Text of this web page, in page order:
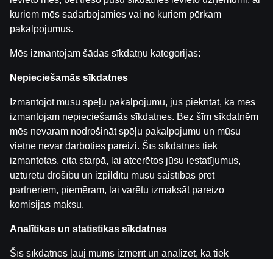
by
byDāvis 2025. g. 31. janv.
Kategorijas
1. RAUNDS
kuriem mēs sadarbojamies vai no kuriem pērkam
pakalpojumus.
Mēs izmantojam šādas sīkdatņu kategorijas:
Nepieciešamās sīkdatnes
Izmantojot mūsu spēļu pakalpojumu, jūs piekrītat, ka mēs
izmantojam nepieciešamās sīkdatnes. Bez šīm sīkdatnēm
mēs nevaram nodrošināt spēļu pakalpojumu un mūsu
vietne nevar darboties pareizi. Šīs sīkdatnes tiek
izmantotas, cita starpā, lai atcerētos jūsu iestatījumus,
uzturētu drošību un izpildītu mūsu saistības pret
partneriem, piemēram, lai varētu izmaksāt pareizo
komisijas maksu.
Analītikas un statistikas sīkdatnes
Šīs sīkdatnes ļauj mums izmērīt un analizēt, kā tiek